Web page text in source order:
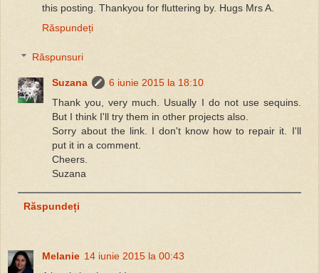
this posting. Thankyou for fluttering by. Hugs Mrs A.
Răspundeți
Răspunsuri
Suzana
6 iunie 2015 la 18:10
Thank you, very much. Usually I do not use sequins.
But I think I'll try them in other projects also.
Sorry about the link. I don't know how to repair it. I'll
put it in a comment.
Cheers.
Suzana
Răspundeți
Melanie 14 iunie 2015 la 00:43